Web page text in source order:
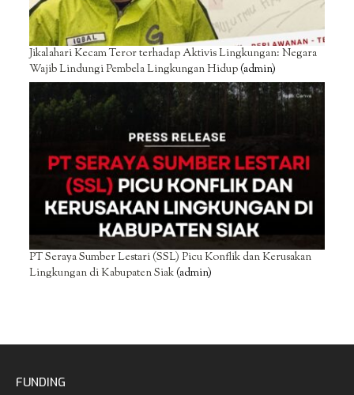
Jikalahari Kecam Teror terhadap Aktivis Lingkungan: Negara
Wajib Lindungi Pembela Lingkungan Hidup(admin)
PT Seraya Sumber Lestari (SSL) Picu Konflik dan Kerusakan
Lingkungan di Kabupaten Siak(admin)
FUNDING